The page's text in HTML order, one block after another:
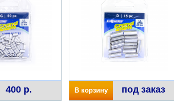
400 р. В корзину под заказ